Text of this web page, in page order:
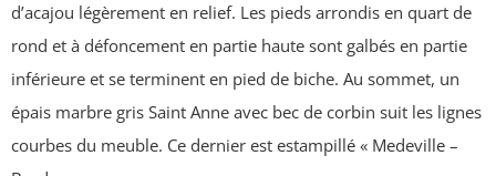
d’acajou légèrement en relief. Les pieds arrondis en quart de
rond et à défoncement en partie haute sont galbés en partie
inférieure et se terminent en pied de biche. Au sommet, un
épais marbre gris Saint Anne avec bec de corbin suit les lignes
courbes du meuble. Ce dernier est estampillé « Medeville –